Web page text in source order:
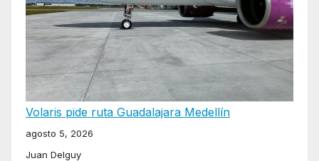
Volaris pide ruta Guadalajara Medellín
agosto 5, 2026
Juan Delguy